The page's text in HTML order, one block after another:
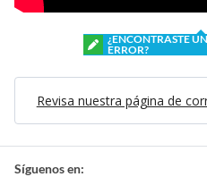
¿ENCONTRASTE UN
ERROR?
Revisa nuestra página de
Síguenos en: